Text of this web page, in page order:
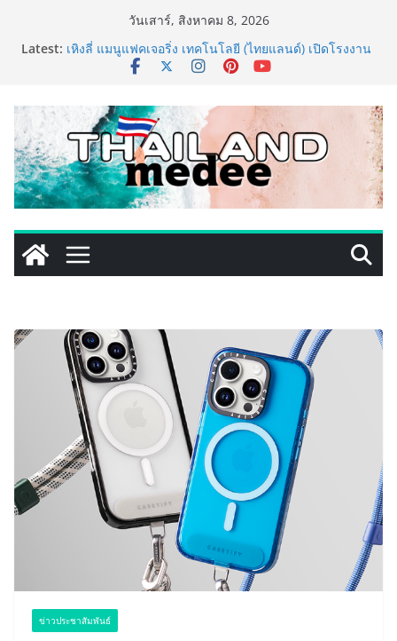
วันเสาร์, สิงหาคม 8, 2026
Latest: เหิงลี่ แมนูแฟคเจอริ่ง เทคโนโลยี (ไทยแลนด์) เปิดโรงงาน
แห่งใหม่ในชลบุรี เดินหน้าขยายฐานการผลิตสู่เอเชียตะวัน
TECNO ประกาศทรานส์ฟอร์มจากเกมมิ่งโฟน สู่ไลฟ์สไตล์
แฟชั่นไอเท็ม เสิร์ฟใหญ่ปักหมุดแลนมาร์คใหม่กลางสถานี
MRT วาง POVA 8 Series จุดเริ่มต้นครั้งสำคัญ
PIPPER STANDARD® เปิดตัวแชมพูอาบน้ำ และ โฟมอาบ
แห้งสัตว์เลี้ยง ชูนวัตกรรมพลังธรรมชาติ “Zero-Residue”
เลียขนได้ ปลอดภัย ไร้สารตกค้าง
เริ่มแล้ว! อ.ต.ก.แฟร์ 4 ภาค @ภาคกลาง “มนต์เสน่ห์เกษตร
ไทย สู่ใจกลางมหานคร” ชวนชิม ช้อป สินค้าเกษตร
คุณภาพจากทั่วไทย วันนี้ – 8 สิงหาคมนี้ ณ ลานคนเมือง
ททท. ประกาศความสำเร็จ Village to the World Season
5 ผนึก 9 พันธมิตร ขับเคลื่อน ESG Tourism สืบสานพระ
ข่าวประชาสัมพันธ์